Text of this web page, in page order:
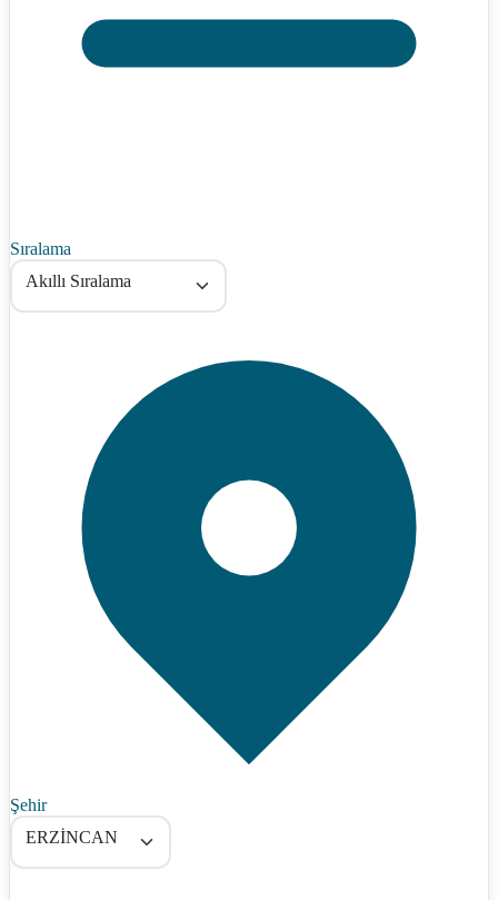
Sıralama
Akıllı Sıralama
Şehir
ERZİNCAN